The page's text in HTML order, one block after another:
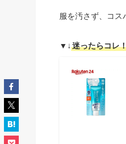
服を汚さず、コス
▼↓ 迷ったらコレ